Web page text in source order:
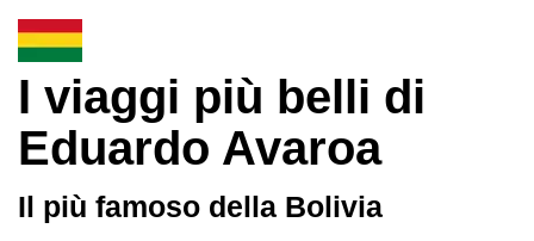
I viaggi più belli di
Eduardo Avaroa
Il più famoso della Bolivia